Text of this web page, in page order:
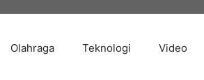
Olahraga Teknologi Video